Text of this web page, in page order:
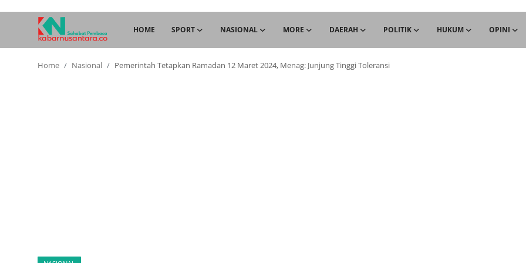
HOME SPORT NASIONAL MORE DAERAH POLITIK HUKUM OPINI
Home Nasional Pemerintah Tetapkan Ramadan 12 Maret 2024, Menag: Junjung Tinggi Toleransi